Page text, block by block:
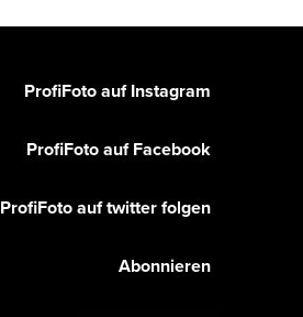
ProfiFoto auf Instagram
ProfiFoto auf Facebook
ProfiFoto auf twitter folgen
Abonnieren